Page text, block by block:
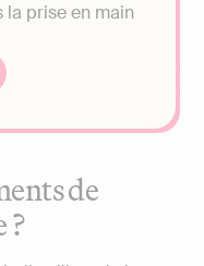
la prise en main
de
?